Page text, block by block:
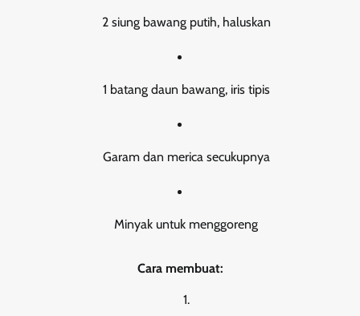
2 siung bawang putih, haluskan
1 batang daun bawang, iris tipis
Garam dan merica secukupnya
Minyak untuk menggoreng
Cara membuat: